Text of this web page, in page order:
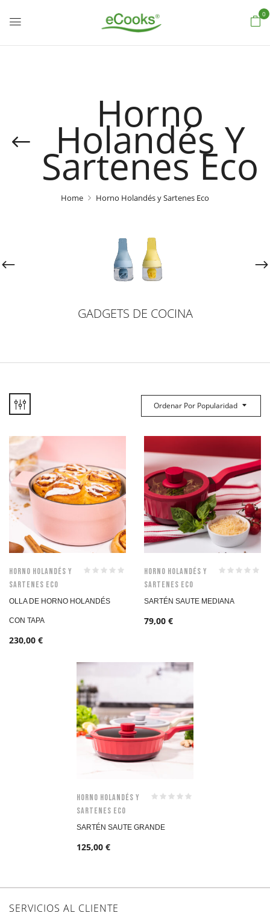
0
Horno
Holandés Y
Sartenes Eco
Home Horno Holandés y Sartenes Eco
GADGETS DE COCINA
Ordenar Por Popularidad
Horno Holandés y
Sartenes Eco
OLLA DE HORNO HOLANDÉS
CON TAPA
230,00 €
Horno Holandés y
Sartenes Eco
SARTÉN SAUTE MEDIANA
79,00 €
Horno Holandés y
Sartenes Eco
SARTÉN SAUTE GRANDE
125,00 €
SERVICIOS AL CLIENTE